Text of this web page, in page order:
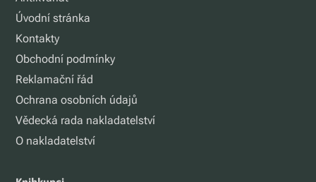
Úvodní stránka
Kontakty
Obchodní podmínky
Reklamační řád
Ochrana osobních údajů
Vědecká rada nakladatelství
O nakladatelství